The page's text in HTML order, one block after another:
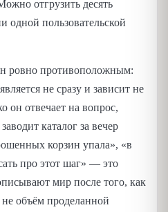
отгрузить десять
одной пользовательской
ровно противоположным:
не сразу и зависит не
он отвечает на вопрос,
каталог за вечер
корзин упала», «в
про этот шаг» — это
мир после того, как
объём проделанной